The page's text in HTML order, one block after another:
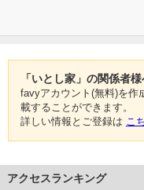
「いとし家」の関係者
favyアカウント(無料)を作
載することができます。
詳しい情報とご登録は こ
アクセスランキング